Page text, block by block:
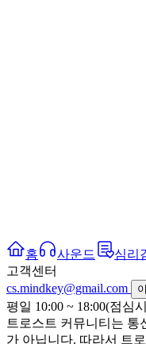
홈 사운드 심리
고객센터
cs.mindkey@gmail.com
평일 10:00 ~ 18:00(점심
트로스트 커뮤니티는
가 아닙니다. 따라서 트